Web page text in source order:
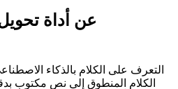
عن أداة